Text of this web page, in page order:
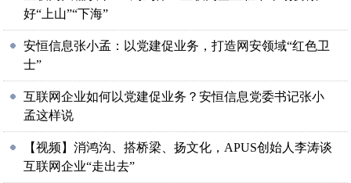
好“上山”“下海”
安恒信息张小孟：以党建促业务，打造网安领域“红色卫
士”
互联网企业如何以党建促业务？安恒信息党委书记张小
孟这样说
【视频】消鸿沟、搭桥梁、扬文化，APUS创始人李涛谈
互联网企业“走出去”